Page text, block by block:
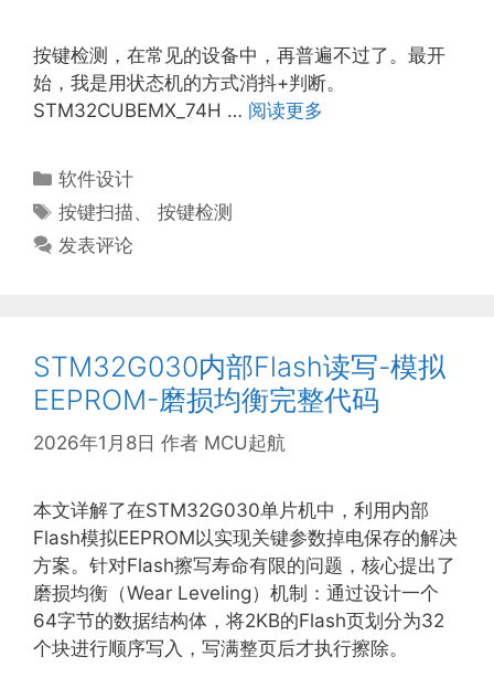
按键检测，在常见的设备中，再普遍不过了。最开
始，我是用状态机的方式消抖+判断。
STM32CUBEMX_74H … 阅读更多
分
类
软件设计
标
签
按键扫描、按键检测
发表评论
STM32G030内部Flash读写-模拟
EEPROM-磨损均衡完整代码
2026年1月8日 作者 MCU起航
本文详解了在STM32G030单片机中，利用内部
Flash模拟EEPROM以实现关键参数掉电保存的解决
方案。针对Flash擦写寿命有限的问题，核心提出了
磨损均衡（Wear Leveling）机制：通过设计一个
64字节的数据结构体，将2KB的Flash页划分为32
个块进行顺序写入，写满整页后才执行擦除。